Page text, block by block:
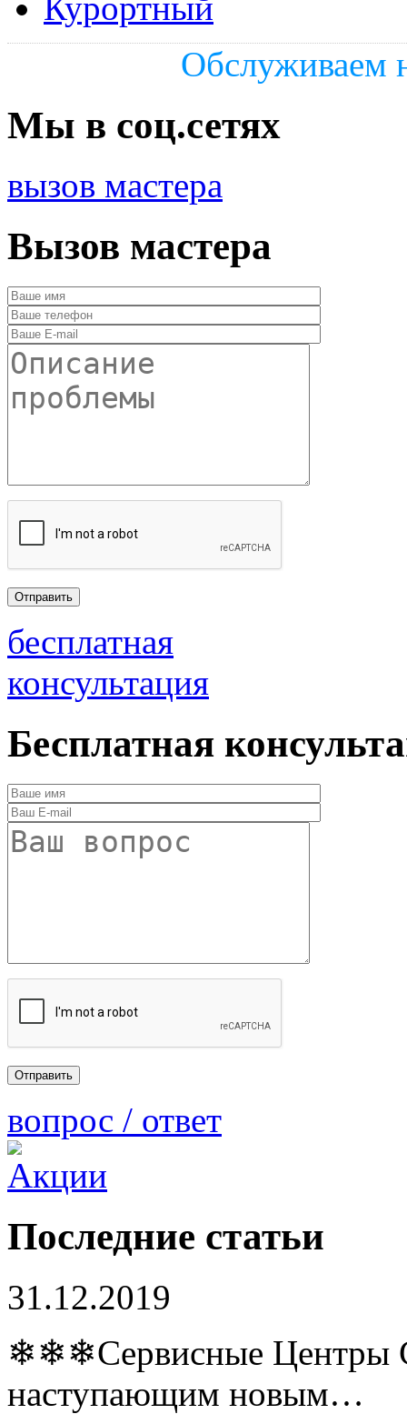
Обслуживаем
Мы в соц.сетях
вызов мастера
Вызов мастера
бесплатная
консультация
Бесплатная
вопрос / ответ
Последние статьи
31.12.2019
❄❄❄Сервисные Центры
наступающим новым…